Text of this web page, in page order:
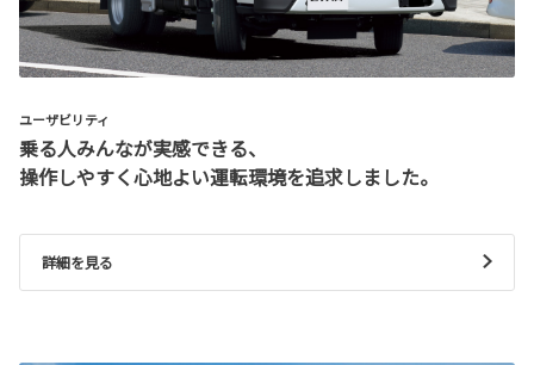
ユーザビリティ
乗る人みんなが実感できる、
操作しやすく心地よい運転環境を追求しました。
詳細を見る